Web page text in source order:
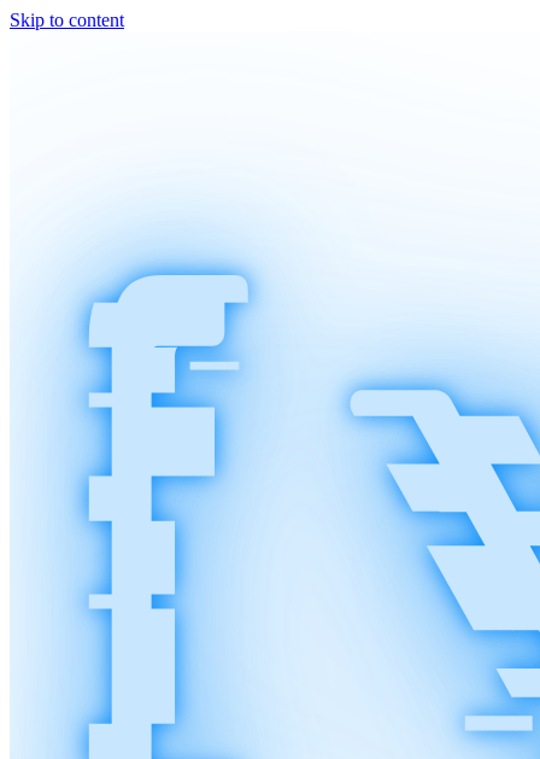
Skip to content